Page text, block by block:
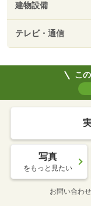
建物設備
テレビ・通信
こ
写真
をもっと見たい
お問い合わ